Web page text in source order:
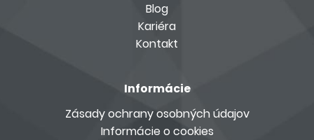
Blog
Kariéra
Kontakt
Informácie
Zásady ochrany osobných údajov
Informácie o cookies